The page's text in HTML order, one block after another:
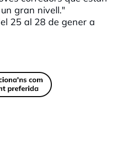
gran nivell."
25 al 28 de gener a